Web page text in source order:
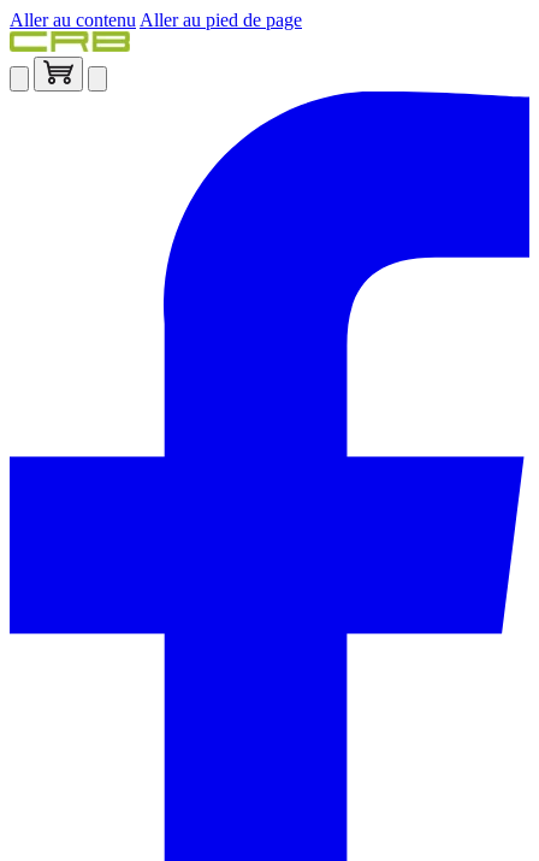
Aller au contenu Aller au pied de page